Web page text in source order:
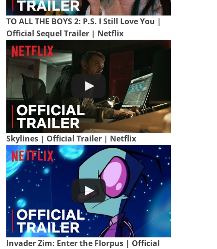
TO ALL THE BOYS 2: P.S. I Still Love You |
Official Sequel Trailer | Netflix
Skylines | Official Trailer | Netflix
Invader Zim: Enter the Florpus | Official